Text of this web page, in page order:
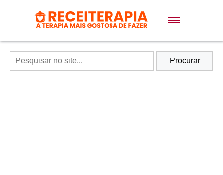
Doces e Sobremesas
Air Fryer
Procurar